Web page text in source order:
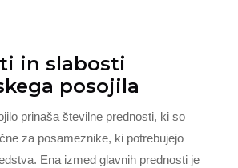
in slabosti
posojila
prinaša številne prednosti, ki so
za posameznike, ki potrebujejo
Ena izmed glavnih prednosti je